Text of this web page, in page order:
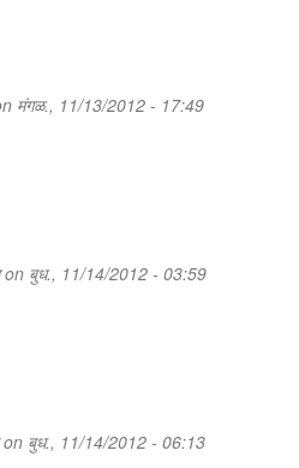
मंगळ., 11/13/2012 - 17:49
on बुध., 11/14/2012 - 03:59
on बुध., 11/14/2012 - 06:13